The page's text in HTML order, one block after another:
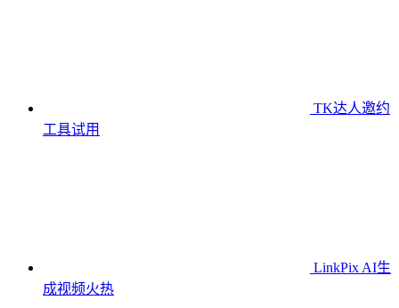
TK达人邀约
工具试用
LinkPix AI生
成视频火热